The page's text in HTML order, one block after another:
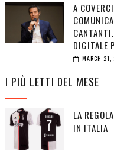
A
DIGITALE
MARCH
I PIÙ LETTI DEL MESE
LA
IN ITALIA